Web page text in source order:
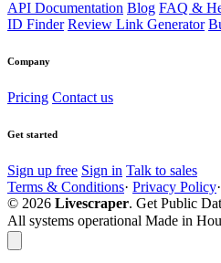
API Documentation Blog FAQ &
ID Finder Review Link Generator
Company
Pricing Contact us
Get started
Sign up free Sign in Talk to sales
Terms & Conditions· Privacy Policy·
© 2026 Livescraper. Get Public
All systems operational Made in